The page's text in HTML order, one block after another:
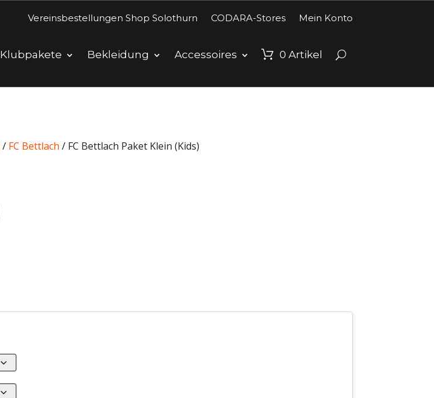
Vereinsbestellungen Shop Solothurn CODARA-Stores Mein Konto
Klubpakete Bekleidung Accessoires 0 Artikel
/ FC Bettlach / FC Bettlach Paket Klein (Kids)